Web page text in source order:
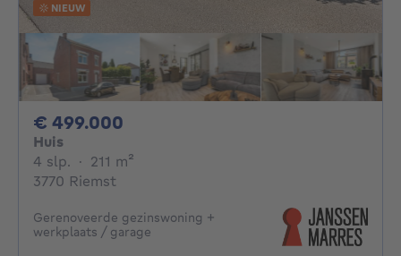
NIEUW
€ 499.000
Huis
4 slp. 4 slaapkamers
· 211 m²
3770 Riemst
Gerenoveerde gezinswoning +
werkplaats / garage